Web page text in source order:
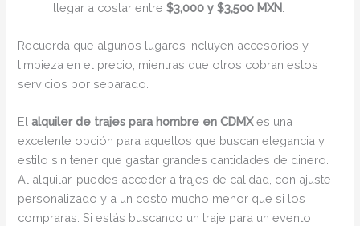
llegar a costar entre$3,000 y $3,500 MXN
Recuerda que algunos lugares incluyen accesorios y
limpieza en el precio, mientras que otros cobran estos
servicios por separado.
Elalquiler de trajes para hombre en CDMXes una
excelente opción para aquellos que buscan elegancia y
estilo sin tener que gastar grandes cantidades de dinero.
Al alquilar, puedes acceder a trajes de calidad, con ajuste
personalizado y a un costo mucho menor que si los
compraras. Si estás buscando un traje para un evento